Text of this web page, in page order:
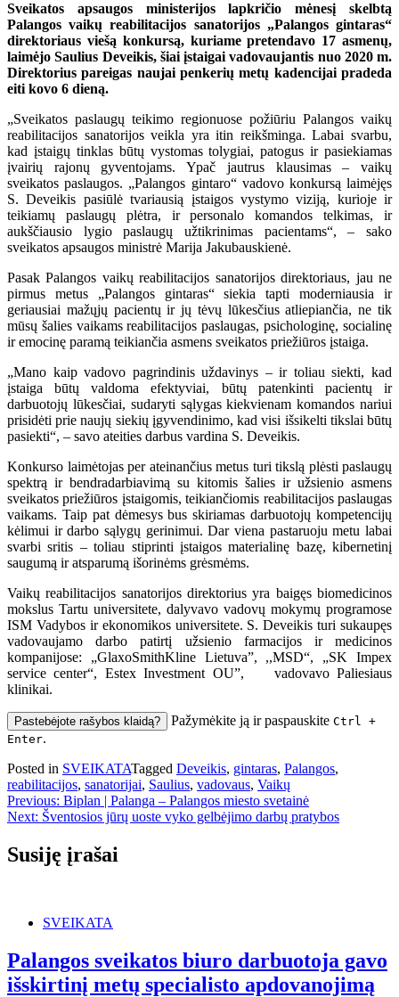
Sveikatos apsaugos ministerijos lapkričio mėnesį skelbtą
Palangos vaikų reabilitacijos sanatorijos „Palangos gintaras“
direktoriaus viešą konkursą, kuriame pretendavo 17 asmenų,
laimėjo Saulius Deveikis, šiai įstaigai vadovaujantis nuo 2020 m.
Direktorius pareigas naujai penkerių metų kadencijai pradeda
eiti kovo 6 dieną.
„Sveikatos paslaugų teikimo regionuose požiūriu Palangos vaikų
reabilitacijos sanatorijos veikla yra itin reikšminga. Labai svarbu,
kad įstaigų tinklas būtų vystomas tolygiai, patogus ir pasiekiamas
įvairių rajonų gyventojams. Ypač jautrus klausimas – vaikų
sveikatos paslaugos. „Palangos gintaro“ vadovo konkursą laimėjęs
S. Deveikis pasiūlė tvariausią įstaigos vystymo viziją, kurioje ir
teikiamų paslaugų plėtra, ir personalo komandos telkimas, ir
aukščiausio lygio paslaugų užtikrinimas pacientams“, – sako
sveikatos apsaugos ministrė Marija Jakubauskienė.
Pasak Palangos vaikų reabilitacijos sanatorijos direktoriaus, jau ne
pirmus metus „Palangos gintaras“ siekia tapti moderniausia ir
geriausiai mažųjų pacientų ir jų tėvų lūkesčius atliepiančia, ne tik
mūsų šalies vaikams reabilitacijos paslaugas, psichologinę, socialinę
ir emocinę paramą teikiančia asmens sveikatos priežiūros įstaiga.
„Mano kaip vadovo pagrindinis uždavinys – ir toliau siekti, kad
įstaiga būtų valdoma efektyviai, būtų patenkinti pacientų ir
darbuotojų lūkesčiai, sudaryti sąlygas kiekvienam komandos nariui
prisidėti prie naujų siekių įgyvendinimo, kad visi išsikelti tikslai būtų
pasiekti“, – savo ateities darbus vardina S. Deveikis.
Konkurso laimėtojas per ateinančius metus turi tikslą plėsti paslaugų
spektrą ir bendradarbiavimą su kitomis šalies ir užsienio asmens
sveikatos priežiūros įstaigomis, teikiančiomis reabilitacijos paslaugas
vaikams. Taip pat dėmesys bus skiriamas darbuotojų kompetencijų
kėlimui ir darbo sąlygų gerinimui. Dar viena pastaruoju metu labai
svarbi sritis – toliau stiprinti įstaigos materialinę bazę, kibernetinį
saugumą ir atsparumą išorinėms grėsmėms.
Vaikų reabilitacijos sanatorijos direktorius yra baigęs biomedicinos
mokslus Tartu universitete, dalyvavo vadovų mokymų programose
ISM Vadybos ir ekonomikos universitete. S. Deveikis turi sukaupęs
vadovaujamo darbo patirtį užsienio farmacijos ir medicinos
kompanijose: „GlaxoSmithKline Lietuva”, ,,MSD“, „SK Impex
service center“, Estex Investment OU”, vadovavo Paliesiaus
klinikai.
Pastebėjote rašybos klaidą? Pažymėkite ją ir paspauskite Ctrl +
Enter.
Posted in SVEIKATATagged Deveikis, gintaras, Palangos,
reabilitacijos, sanatorijai, Saulius, vadovaus, Vaikų
Navigacija
tarp
įrašų
Previous: Biplan | Palanga – Palangos miesto svetainė
Next: Šventosios jūrų uoste vyko gelbėjimo darbų pratybos
Susiję įrašai
SVEIKATA
Palangos sveikatos biuro darbuotoja gavo
išskirtinį metų specialisto apdovanojimą